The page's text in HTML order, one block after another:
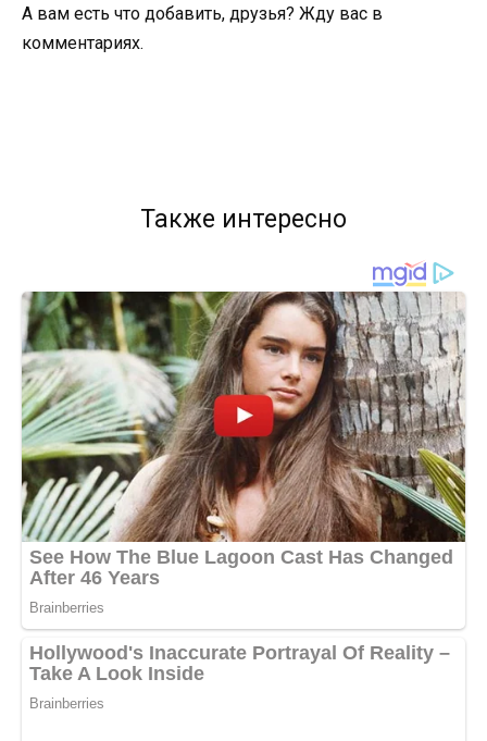
А вам есть что добавить, друзья? Жду вас в
комментариях.
Также интересно